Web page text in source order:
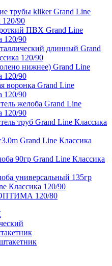
трубы kliker Grand Line
120/90
ПВХ Grand Line
120/90
длинный Grand
120/90
нижнее) Grand Line
120/90
воронка Grand Line
120/90
желоба Grand Line
120/90
труб Grand Line Классика
Grand Line Классика
90гр Grand Line Классика
универсальный 135гр
Классика 120/90
120/80